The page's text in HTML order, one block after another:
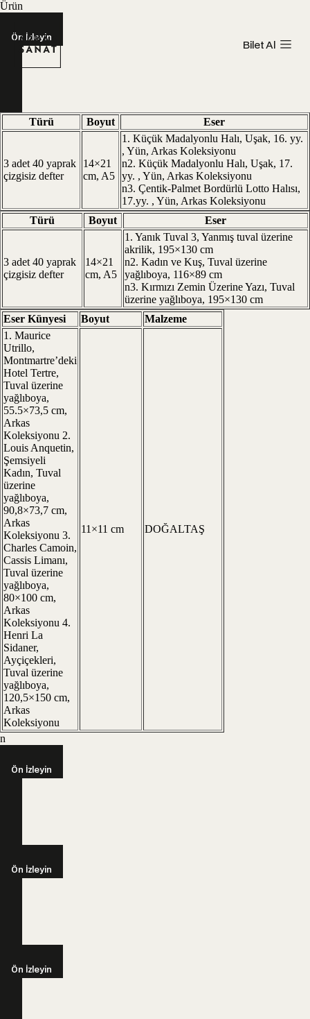
Bilet Al
Ürün
Ön İzleyin
Türü Boyut Eser
3 adet 40 yaprak
çizgisiz defter
14×21
cm, A5
1. Küçük Madalyonlu Halı, Uşak, 16. yy.
, Yün, Arkas Koleksiyonu
n2. Küçük Madalyonlu Halı, Uşak, 17.
yy. , Yün, Arkas Koleksiyonu
n3. Çentik-Palmet Bordürlü Lotto Halısı,
17.yy. , Yün, Arkas Koleksiyonu
Türü
Boyut Eser
3 adet 40 yaprak
çizgisiz defter
14×21
cm, A5
1. Yanık Tuval 3, Yanmış tuval üzerine
akrilik, 195×130 cm
n2. Kadın ve Kuş, Tuval üzerine
yağlıboya, 116×89 cm
n3. Kırmızı Zemin Üzerine Yazı, Tuval
üzerine yağlıboya, 195×130 cm
Eser Künyesi
Boyut
Malzeme
1. Maurice
Utrillo,
Montmartre’deki
Hotel Tertre,
Tuval üzerine
yağlıboya,
55.5×73,5 cm,
Arkas
Koleksiyonu 2.
Louis Anquetin,
Şemsiyeli
Kadın, Tuval
üzerine
yağlıboya,
90,8×73,7 cm,
Arkas
Koleksiyonu 3.
Charles Camoin,
Cassis Limanı,
Tuval üzerine
yağlıboya,
80×100 cm,
Arkas
Koleksiyonu 4.
Henri La
Sidaner,
Ayçiçekleri,
Tuval üzerine
yağlıboya,
120,5×150 cm,
Arkas
Koleksiyonu
11×11 cm DOĞALTAŞ
n
Ön İzleyin
Ön İzleyin
Ön İzleyin